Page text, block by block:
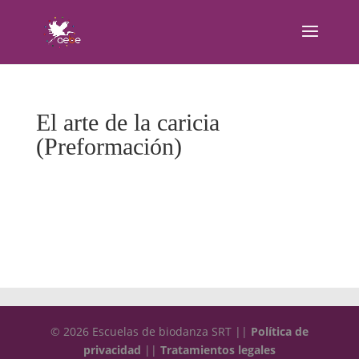
El arte de la caricia
(Preformación)
© 2026 Escuelas de biodanza SRT || Política de
privacidad || Tratamientos legales